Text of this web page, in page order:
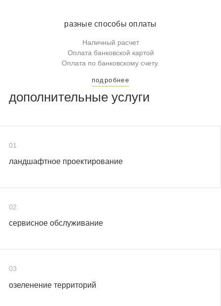
разные способы оплаты
Наличный расчет
Оплата банковской картой
Оплата по банковскому счету.
подробнее
дополнительные услуги
01
ландшафтное проектирование
02
сервисное обслуживание
03
озеленение территорий